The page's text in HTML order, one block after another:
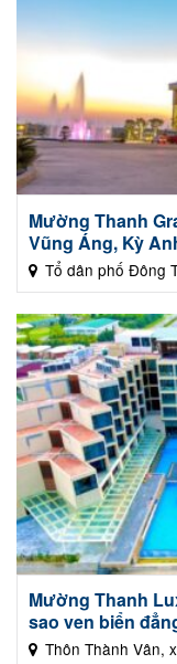
Mường Thanh
Vũng Áng, Kỳ
Tổ dân phố Đông
Mường Thanh
sao ven biển
Thôn Thành Vân,